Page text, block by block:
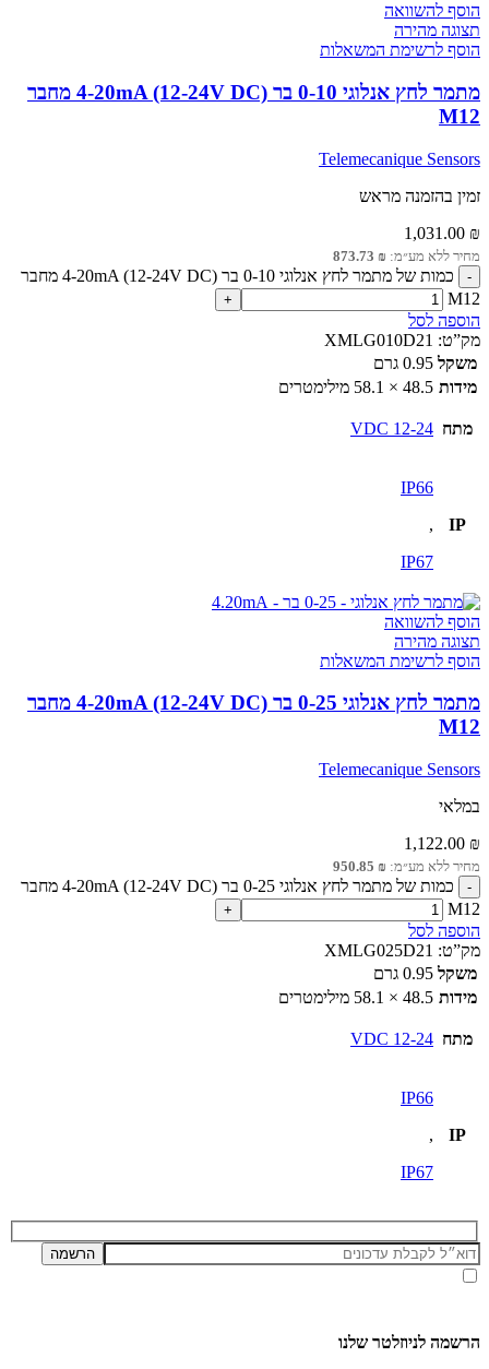
הוסף להשוואה
תצוגה מהירה
הוסף לרשימת המשאלות
מתמר לחץ אנלוגי 0-10 בר 4-20mA (12-24V DC) מחבר
M12
Telemecanique Sensors
זמין בהזמנה מראש
1,031.00 ₪
מחיר ללא מע״מ: 873.73 ₪
כמות של מתמר לחץ אנלוגי 0-10 בר 4-20mA (12-24V DC) מחבר
M12
הוספה לסל
מק”ט: XMLG010D21
משקל 0.95 גרם
מידות 48.5 × 58.1 מילימטרים
מתח 12-24 VDC
IP
IP66
,
IP67
הוסף להשוואה
תצוגה מהירה
הוסף לרשימת המשאלות
מתמר לחץ אנלוגי 0-25 בר 4-20mA (12-24V DC) מחבר
M12
Telemecanique Sensors
במלאי
1,122.00 ₪
מחיר ללא מע״מ: 950.85 ₪
כמות של מתמר לחץ אנלוגי 0-25 בר 4-20mA (12-24V DC) מחבר
M12
הוספה לסל
מק”ט: XMLG025D21
משקל 0.95 גרם
מידות 48.5 × 58.1 מילימטרים
מתח 12-24 VDC
IP
IP66
,
IP67
הרשמה לניוזלטר שלנו